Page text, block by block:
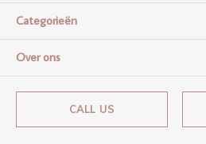
Categorieën
Over ons
CALL US